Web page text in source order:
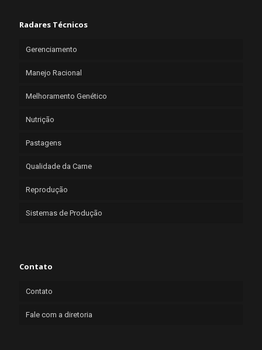
Radares Técnicos
Gerenciamento
Manejo Racional
Melhoramento Genético
Nutrição
Pastagens
Qualidade da Carne
Reprodução
Sistemas de Produção
Contato
Contato
Fale com a diretoria